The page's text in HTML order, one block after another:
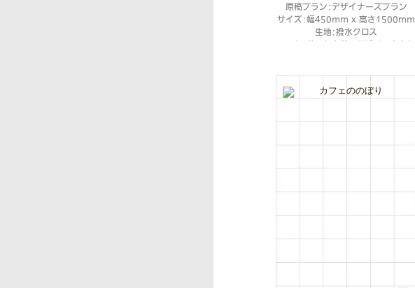
原稿プラン：デザイナーズプラン
サイズ：幅450mm x 高さ1500mm
生地：撥水クロス
コンセプト：お客様のデザイン案をも